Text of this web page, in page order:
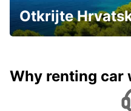
Otkrijte
Why renting car